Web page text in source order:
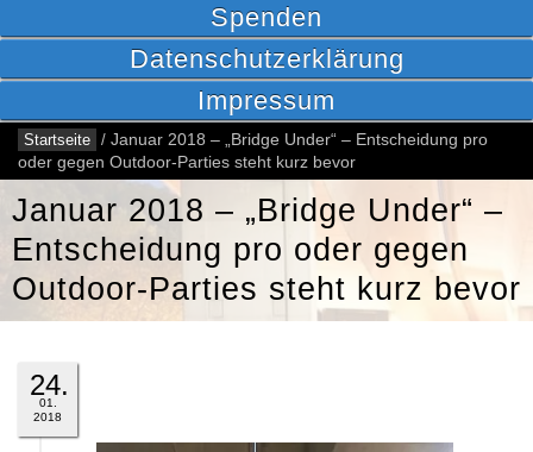
Spenden
Datenschutzerklärung
Impressum
Startseite / Januar 2018 – „Bridge Under“ – Entscheidung pro
oder gegen Outdoor-Parties steht kurz bevor
Januar 2018 – „Bridge Under“ –
Entscheidung pro oder gegen
Outdoor-Parties steht kurz bevor
24.
01.
2018